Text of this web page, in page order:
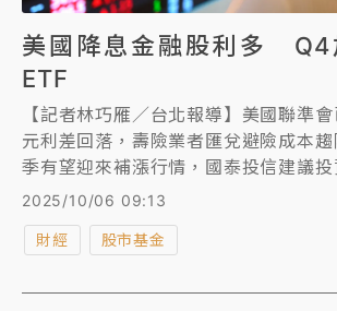
美國降息金融股利多 Q4
ETF
【記者林巧雁／台北報導】美國聯準
元利差回落，壽險業者匯兌避險成本
季有望迎來補漲行情，國泰投信建議投
息特色的ETF，掌握第4季金融股補漲
2025/10/06 09:13
財經 股市基金